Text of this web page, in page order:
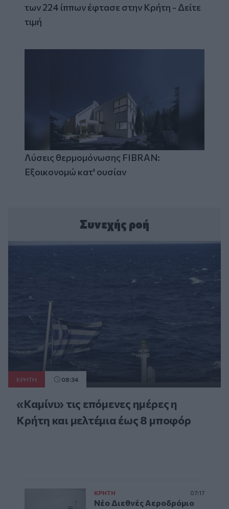
των 224 ίππων έφτασε στην Κρήτη - Δείτε
τιμή
Λύσεις θερμομόνωσης FIBRAN:
Εξοικονομώ κατ' ουσίαν
Συνεχής ροή
ΚΡΗΤΗ 08:34
«Καμίνι» τις επόμενες ημέρες η
Κρήτη και μελτέμια έως 8 μποφόρ
ΚΡΗΤΗ 07:17
Νέο Διεθνές Αεροδρόμιο